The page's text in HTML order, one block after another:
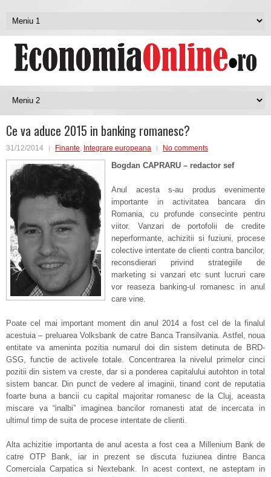
Ce va aduce 2015 in banking romanesc?
31/12/2014 Finante, Integrare europeana No comments
Bogdan CAPRARU – redactor sef
Anul acesta s-au produs evenimente
importante in activitatea bancara din
Romania, cu profunde consecinte pentru
viitor. Vanzari de portofolii de credite
neperformante, achizitii si fuziuni, procese
colective intentate de clienti contra bancilor,
reconsdierari privind strategiile de
marketing si vanzari etc sunt lucruri care
vor reaseza banking-ul romanesc in anul
care vine.
Poate cel mai important moment din anul 2014 a fost cel de la finalul
acestuia – preluarea Volksbank de catre Banca Transilvania. Astfel, noua
entitate va ameninta pozitia numarul doi din sistem detinuta de BRD-
GSG, functie de activele totale. Concentrarea la nivelul primelor cinci
pozitii din sistem va creste, dar si a ponderea capitalului autohton in total
sistem bancar. Din punct de vedere al imaginii, tinand cont de reputatia
foarte buna a bancii cu capital majoritar romanesc de la Cluj, aceasta
miscare va “inalbi” imaginea bancilor romanesti atat de incercata in
ultimul timp de suita de procese intentate de clienti.
Alta achizitie importanta de anul acesta a fost cea a Millenium Bank de
catre OTP Bank, iar in prezent se discuta fuziunea dintre Banca
Comerciala Carpatica si Nextebank. In acest context, ne asteptam in